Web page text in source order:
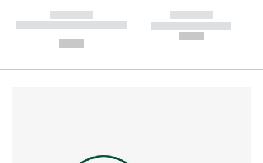
------------
----------- ----------- --------
------------
----------- -----------